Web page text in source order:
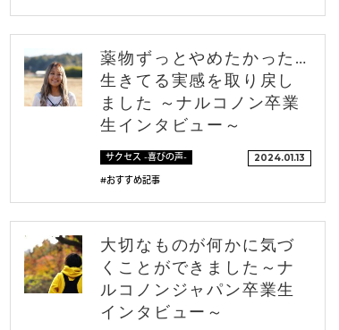
薬物ずっとやめたかった…
生きてる実感を取り戻し
ました ～ナルコノン卒業
生インタビュー～
サクセス -喜びの声-
#おすすめ記事
2024.01.13
大切なものが何かに気づ
くことができました～ナ
ルコノンジャパン卒業生
インタビュー～